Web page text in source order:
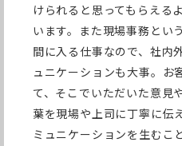
けられると思ってもらえる
います。また現場事務とい
間に入る仕事なので、社内
ュニケーションも大事。お
て、そこでいただいた意見
葉を現場や上司に丁寧に伝
ミュニケーションを生むこ